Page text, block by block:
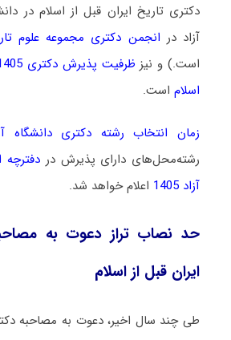
دکتری تاریخ ایران قبل از اسلام در
آزاد در انجمن دکتری مجموعه علوم
است.) و نیز
اسلام است.
زمان انتخاب رشته دکتری دانشگاه آزاد
رشته‌محل‌های دارای پذیرش در
آزاد 1405
اعلام خواهد شد.
حد نصاب تراز دعوت به
ایران قبل از اسلام
طی چند سال اخیر، دعوت به مصاحبه